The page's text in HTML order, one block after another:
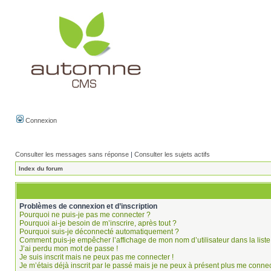
Connexion
Consulter les messages sans réponse | Consulter les sujets actifs
Index du forum
Problèmes de connexion et d’inscription
Pourquoi ne puis-je pas me connecter ?
Pourquoi ai-je besoin de m’inscrire, après tout ?
Pourquoi suis-je déconnecté automatiquement ?
Comment puis-je empêcher l’affichage de mon nom d’utilisateur dans la
J’ai perdu mon mot de passe !
Je suis inscrit mais ne peux pas me connecter !
Je m’étais déjà inscrit par le passé mais je ne peux à présent plus me